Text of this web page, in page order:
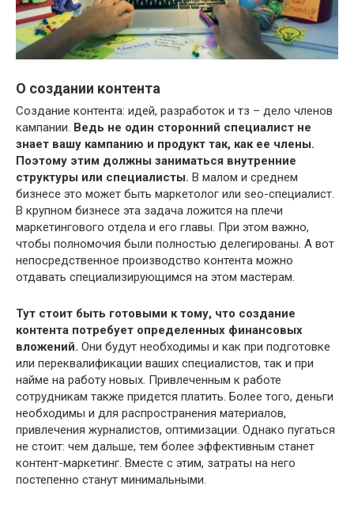
О создании контента
Создание контента: идей, разработок и тз – дело членов
кампании. Ведь не один сторонний специалист не
знает вашу кампанию и продукт так, как ее члены.
Поэтому этим должны заниматься внутренние
структуры или специалисты. В малом и среднем
бизнесе это может быть маркетолог или seo-специалист.
В крупном бизнесе эта задача ложится на плечи
маркетингового отдела и его главы. При этом важно,
чтобы полномочия были полностью делегированы. А вот
непосредственное производство контента можно
отдавать специализирующимся на этом мастерам.
Тут стоит быть готовыми к тому, что создание
контента потребует определенных финансовых
вложений. Они будут необходимы и как при подготовке
или переквалификации ваших специалистов, так и при
найме на работу новых. Привлеченным к работе
сотрудникам также придется платить. Более того, деньги
необходимы и для распространения материалов,
привлечения журналистов, оптимизации. Однако пугаться
не стоит: чем дальше, тем более эффективным станет
контент-маркетинг. Вместе с этим, затраты на него
постепенно станут минимальными.